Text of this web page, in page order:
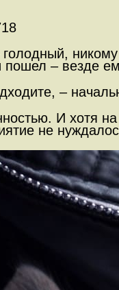
пошел – везде
–
И хотя
не